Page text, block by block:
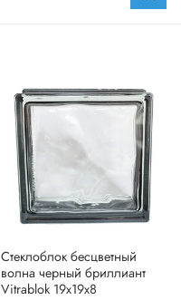
Стеклоблок бесцветный
волна черный бриллиант
Vitrablok 19х19х8